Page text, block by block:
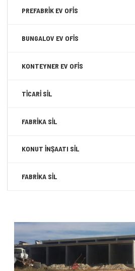
PREFABRİK EV OFİS
BUNGALOV EV OFİS
KONTEYNER EV OFİS
TİCARİ SİL
FABRİKA SİL
KONUT İNŞAATI SİL
FABRİKA SİL